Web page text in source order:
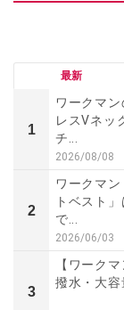
最新
1
ワークマ
レスVネッ
チ...
2026/08/08
2
ワークマ
トベスト
で...
2026/06/03
3
【ワーク
撥水・大容